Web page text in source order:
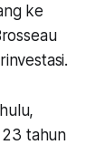
ke
23 tahun